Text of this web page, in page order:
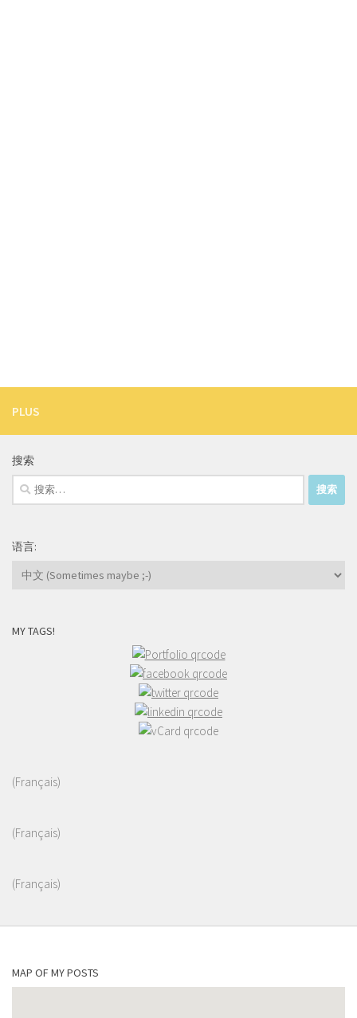
PLUS
搜索
搜
索：
语言:
MY TAGS!
(Français)
(Français)
(Français)
MAP OF MY POSTS